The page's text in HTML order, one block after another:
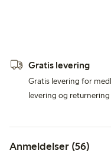
Gratis levering
Gratis levering for
levering og
Anmeldelser (56)